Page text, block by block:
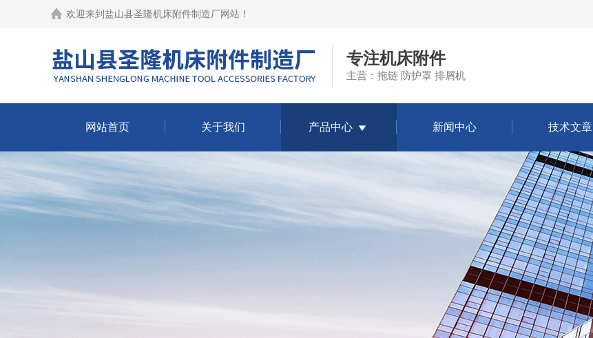
欢迎来到 盐山县圣隆机床附件制造厂网站 ！
专注机床附件
主营：拖链 防护罩 排屑机
网站首页 关于我们 产品中心 新闻中心 技术文章